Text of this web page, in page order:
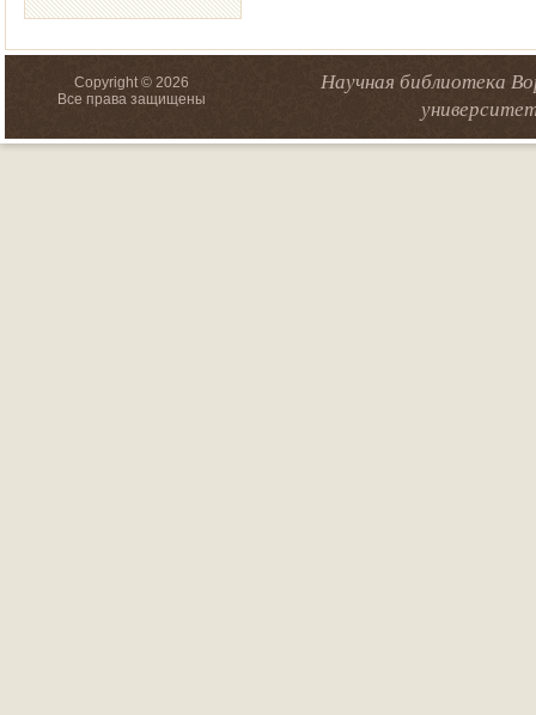
Copyright © 2026
Все права защищены
Научная библиотека